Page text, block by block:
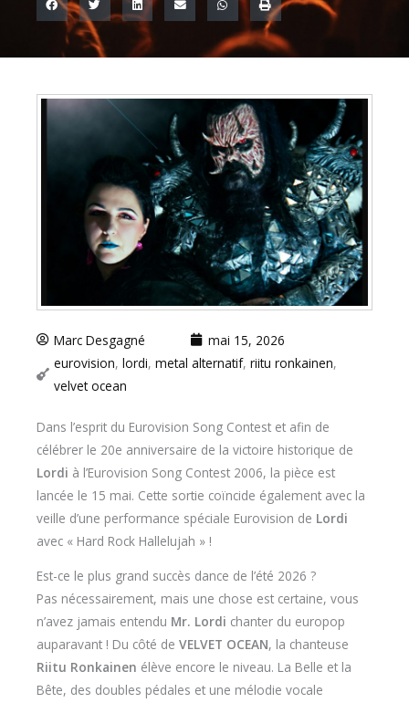
Marc Desgagné
mai 15, 2026
eurovision, lordi, metal alternatif, riitu ronkainen,
velvet ocean
Dans l’esprit du Eurovision Song Contest et afin de
célébrer le 20e anniversaire de la victoire historique de
Lordi à l’Eurovision Song Contest 2006, la pièce est
lancée le 15 mai. Cette sortie coïncide également avec la
veille d’une performance spéciale Eurovision de Lordi
avec « Hard Rock Hallelujah » !
Est-ce le plus grand succès dance de l’été 2026 ?
Pas nécessairement, mais une chose est certaine, vous
n’avez jamais entendu Mr. Lordi chanter du europop
auparavant ! Du côté de VELVET OCEAN, la chanteuse
Riitu Ronkainen élève encore le niveau. La Belle et la
Bête, des doubles pédales et une mélodie vocale